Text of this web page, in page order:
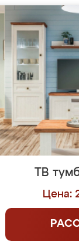
ТВ
Цена: